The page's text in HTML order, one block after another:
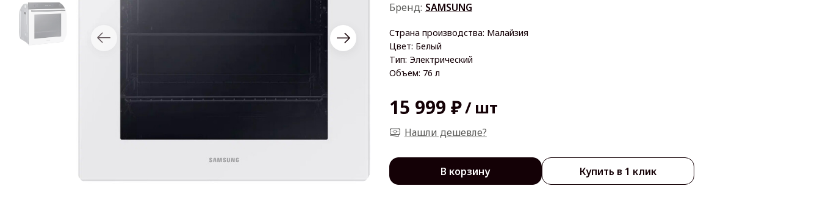
Бренд: SAMSUNG
Страна производства: Малайзия
Цвет: Белый
Тип: Электрический
Объем: 76 л
15 999 ₽/ шт
Нашли дешевле?
В корзину Купить в 1 клик